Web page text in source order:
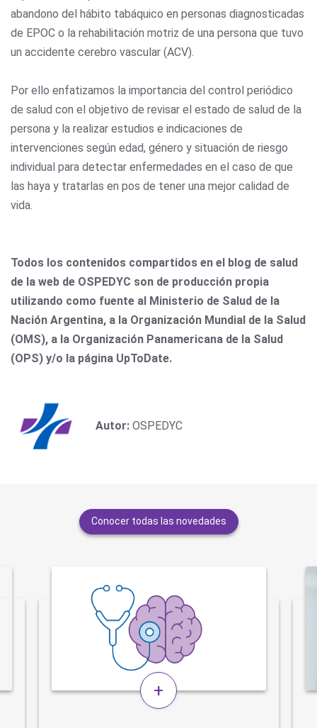
abandono del hábito tabáquico en personas diagnosticadas
de EPOC o la rehabilitación motriz de una persona que tuvo
un accidente cerebro vascular (ACV).
Por ello enfatizamos la importancia del control periódico
de salud con el objetivo de revisar el estado de salud de la
persona y la realizar estudios e indicaciones de
intervenciones según edad, género y situación de riesgo
individual para detectar enfermedades en el caso de que
las haya y tratarlas en pos de tener una mejor calidad de
vida.
Todos los contenidos compartidos en el blog de salud
de la web de OSPEDYC son de producción propia
utilizando como fuente al Ministerio de Salud de la
Nación Argentina, a la Organización Mundial de la Salud
(OMS), a la Organización Panamericana de la Salud
(OPS) y/o la página UpToDate.
Autor: OSPEDYC
Conocer todas las novedades
+